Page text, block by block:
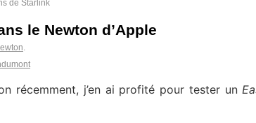
de Starlink
le Newton d’Apple
.
récemment, j’en ai profité pour tester un